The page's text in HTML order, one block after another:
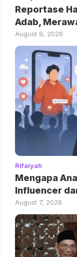
Reportase
Adab,
August 8, 2026
Rifaiyah
Mengapa
Influencer
August 7, 2026